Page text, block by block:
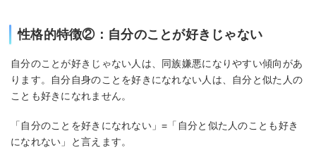
性格的特徴②：自分のことが好きじゃない
自分のことが好きじゃない人は、同族嫌悪になりやすい傾向があ
ります。自分自身のことを好きになれない人は、自分と似た人の
ことも好きになれません。
「自分のことを好きになれない」=「自分と似た人のことも好き
になれない」と言えます。